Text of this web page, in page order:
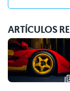
ARTÍCULOS